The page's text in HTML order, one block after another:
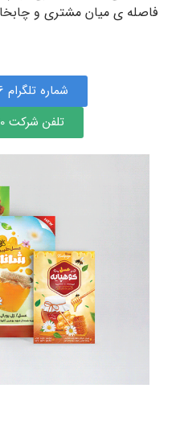
فاصله ی میان مشتری و
شماره تلگرام 09396112596
تلفن شرکت 02144758040